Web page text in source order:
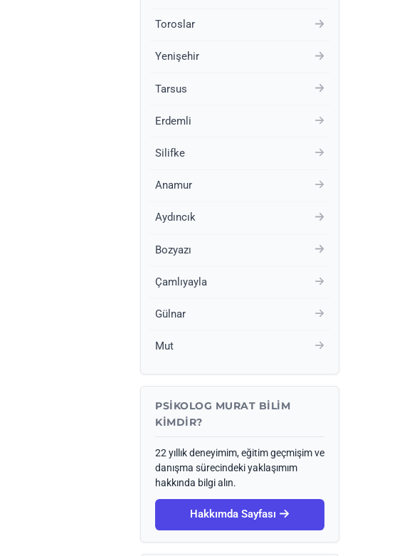
Toroslar
Yenişehir
Tarsus
Erdemli
Silifke
Anamur
Aydıncık
Bozyazı
Çamlıyayla
Gülnar
Mut
PSIKOLOG MURAT BILIM
KIMDIR?
22 yıllık deneyimim, eğitim geçmişim ve
danışma sürecindeki yaklaşımım
hakkında bilgi alın.
Hakkımda Sayfası